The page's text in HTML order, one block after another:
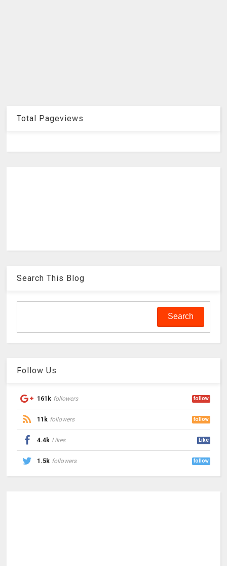
Total Pageviews
Search This Blog
Follow Us
161k followers follow
11k followers follow
4.4k Likes Like
1.5k followers follow